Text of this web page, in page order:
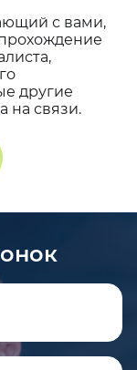
с вами,
другие
на связи.